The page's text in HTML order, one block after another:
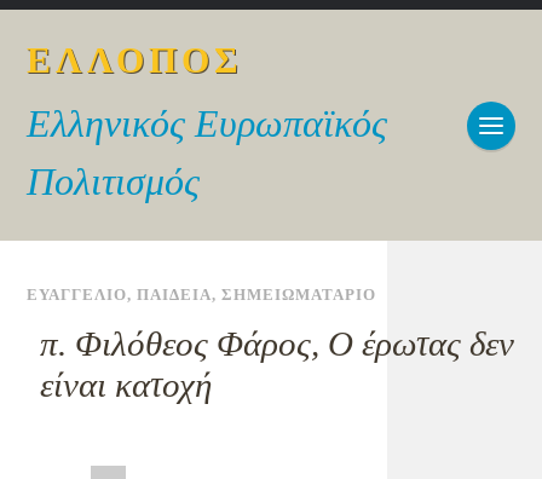
ΕΛΛΟΠΟΣ
Ελληνικός Ευρωπαϊκός
Πολιτισμός
ΕΥΑΓΓΕΛΙΟ,ΠΑΙΔΕΙΑ,ΣΗΜΕΙΩΜΑΤΑΡΙΟ
π. Φιλόθεος Φάρος, Ο έρωτας δεν
είναι κατοχή